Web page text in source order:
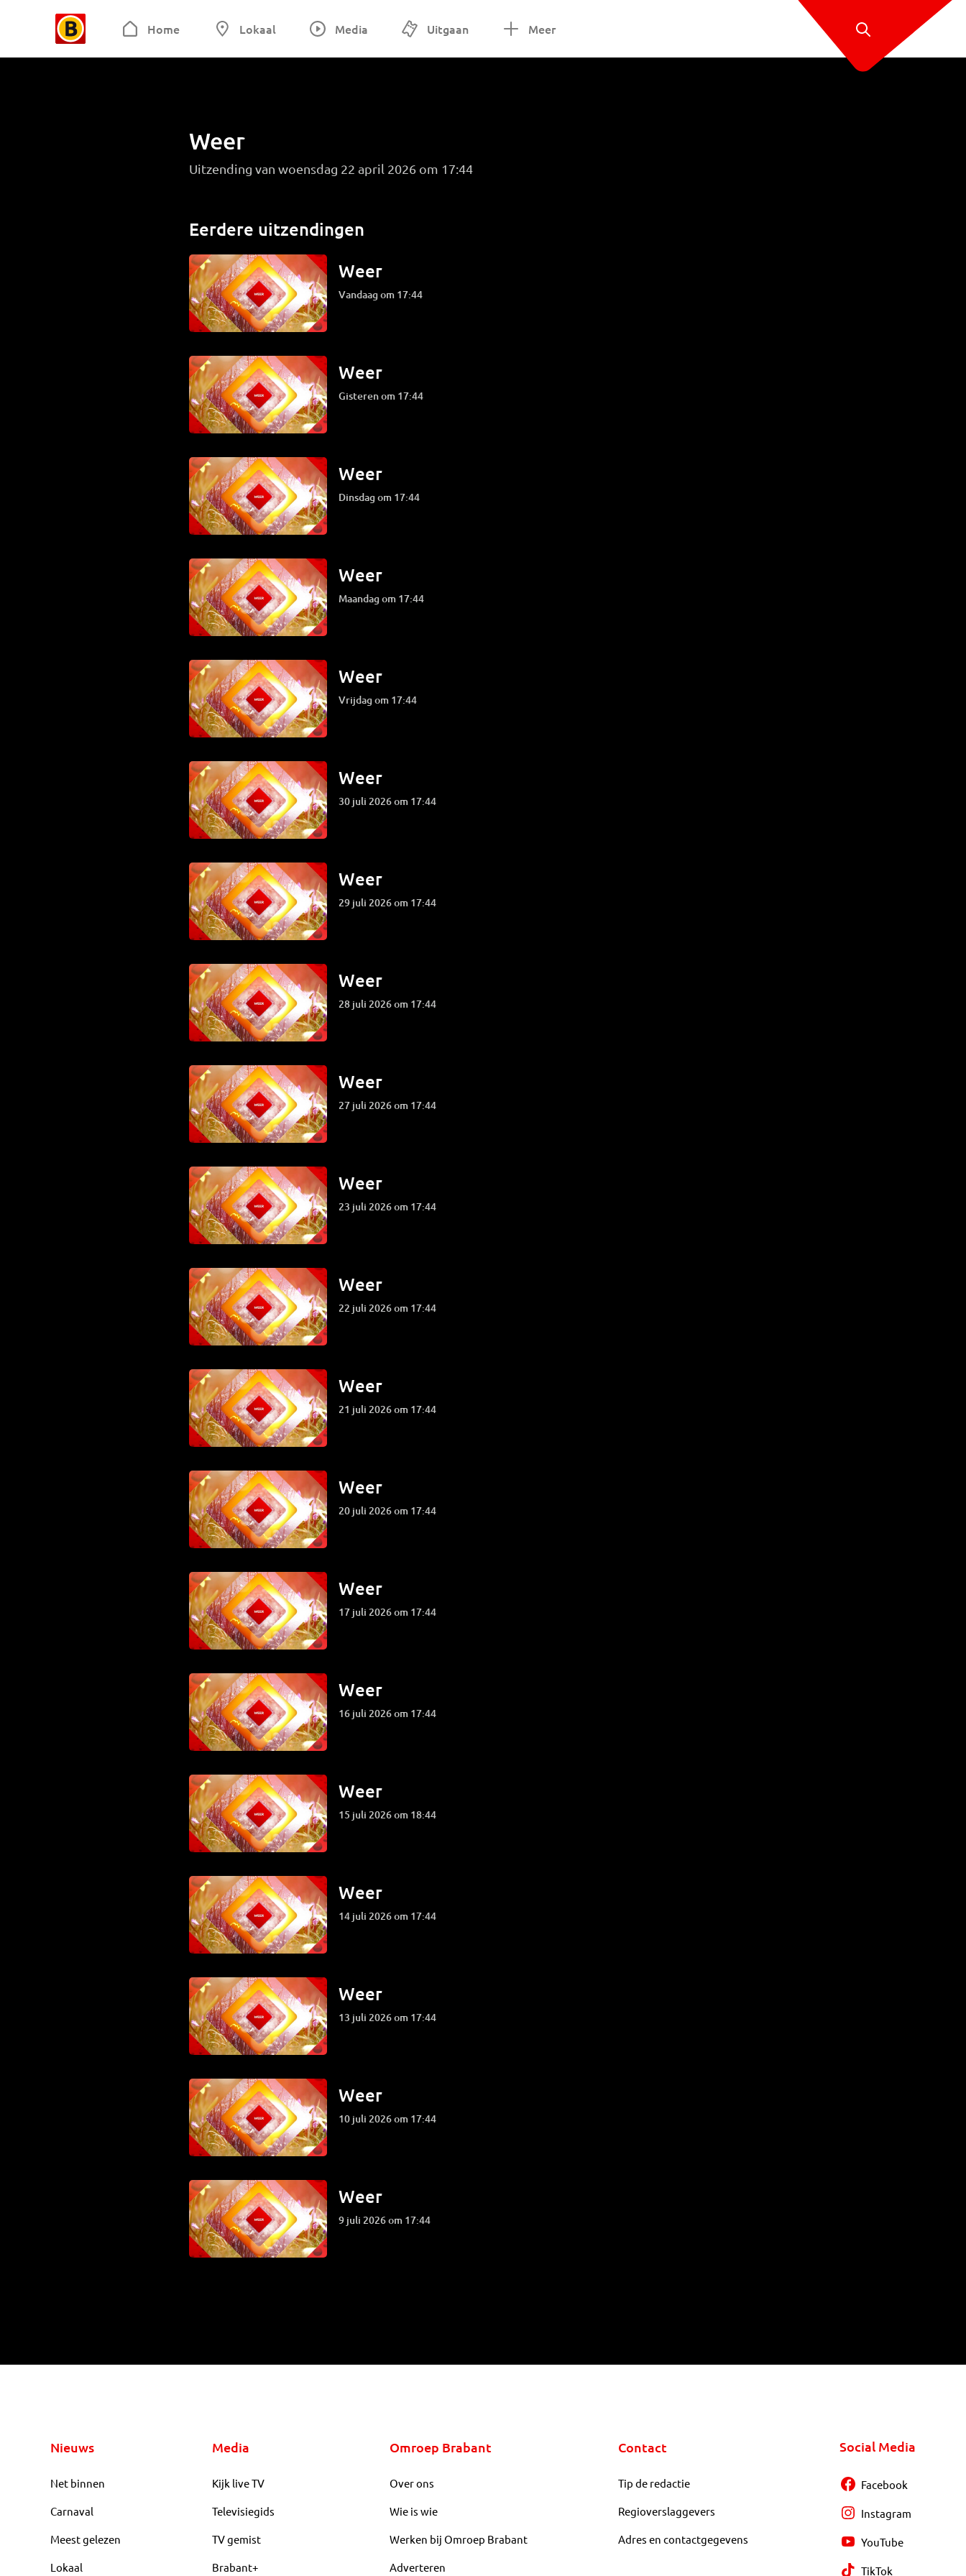
Home Lokaal Media Uitgaan Meer
Weer
Uitzending van woensdag 22 april 2026 om 17:44
Eerdere uitzendingen
Weer
Vandaag om 17:44
Weer
Gisteren om 17:44
Weer
dinsdag om 17:44
Weer
maandag om 17:44
Weer
vrijdag om 17:44
Weer
30 juli 2026 om 17:44
Weer
29 juli 2026 om 17:44
Weer
28 juli 2026 om 17:44
Weer
27 juli 2026 om 17:44
Weer
23 juli 2026 om 17:44
Weer
22 juli 2026 om 17:44
Weer
21 juli 2026 om 17:44
Weer
20 juli 2026 om 17:44
Weer
17 juli 2026 om 17:44
Weer
16 juli 2026 om 17:44
Weer
15 juli 2026 om 18:44
Weer
14 juli 2026 om 17:44
Weer
13 juli 2026 om 17:44
Weer
10 juli 2026 om 17:44
Weer
9 juli 2026 om 17:44
Nieuws
Net binnen
Carnaval
Meest gelezen
Lokaal
Media
Kijk live TV
Televisiegids
TV gemist
Brabant+
Omroep Brabant
Over ons
Wie is wie
Werken bij Omroep Brabant
Adverteren
Contact
Tip de redactie
Regioverslaggevers
Adres en contactgegevens
Social Media
Facebook
Instagram
YouTube
TikTok